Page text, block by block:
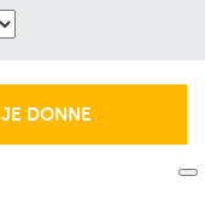
JE DONNE